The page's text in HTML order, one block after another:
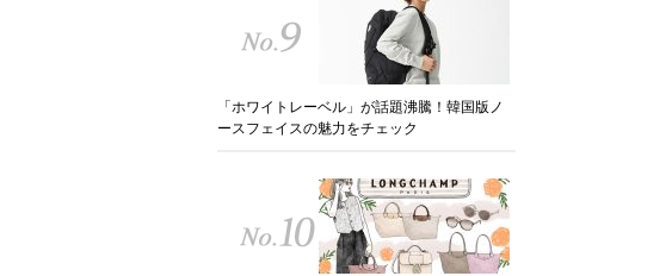
「ホワイトレーベル」が話題沸騰！韓国版ノ
ースフェイスの魅力をチェック